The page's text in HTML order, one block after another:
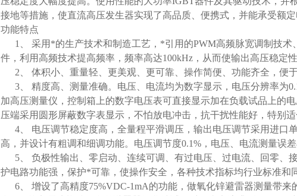
接地等措施，使直流高压发生器实现了高品质、便携式，并能承受额
功能特点
1、 采用*的生产技术和制造工艺，*引用的PWM高频脉宽调制技术
件，利用高频技术提高频率，频率高达100kHz，从而使输出高压稳定
2、 体积小、重量轻、更美观、更可靠、操作简便、功能齐全，便
3、 精度高、测量准确。电压、电流均为数字显示，电压分辨率为
加高压测量仪，控制箱上的数字电压表可直接显示加在负载试品上的
压端采用圆形屏蔽数字表显示，不怕放电冲击，抗干扰性能好，特别
4、 电压调节稳定度高，全量程平滑调压，输出电压调节采用进口
高，并设计有粗调和细调功能。电压调节度0.1%，电压、电流测量误
5、 负极性输出、零启动、连续可调、有过电压、过电流、回零、
护电路功能强，保护*可靠，使操作安全，各种技术指标均行业标准和
6、 增设了高精度75%VDC-1mA的功能，做氧化锌避雷器测量带来